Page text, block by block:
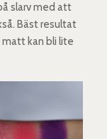
slarv med att
Bäst resultat
kan bli lite